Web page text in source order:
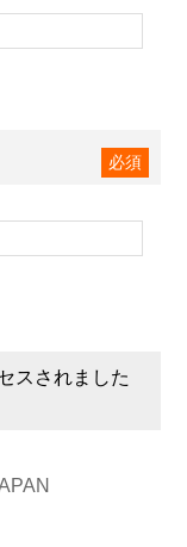
必須
スされました